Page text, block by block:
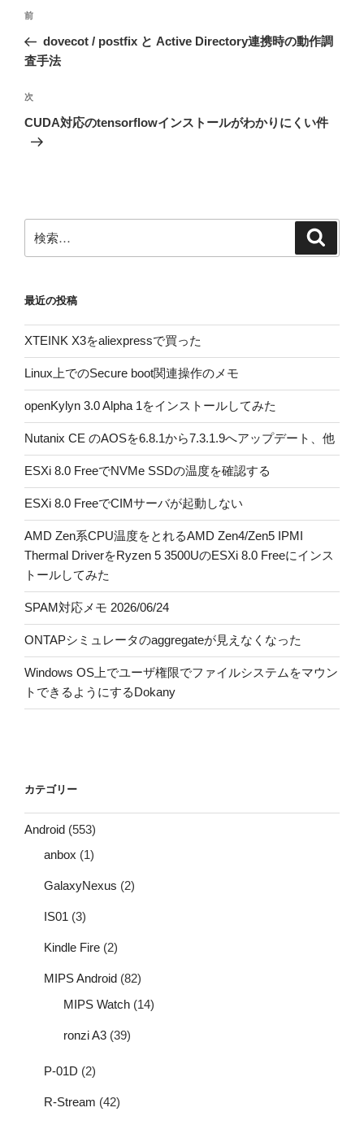
投
ナ
ゲ
ー
シ
前
の
投
前
dovecot / postfix と Active Directory連携時の動作調
査手法
次
の
次
CUDA対応のtensorflowインストールがわかりにくい件
索:
最近の投稿
XTEINK X3をaliexpressで買った
Linux上でのSecure boot関連操作のメモ
openKylyn 3.0 Alpha 1をインストールしてみた
Nutanix CE のAOSを6.8.1から7.3.1.9へアップデート、他
ESXi 8.0 FreeでNVMe SSDの温度を確認する
ESXi 8.0 FreeでCIMサーバが起動しない
AMD Zen系CPU温度をとれるAMD Zen4/Zen5 IPMI
Thermal DriverをRyzen 5 3500UのESXi 8.0 Freeにインス
トールしてみた
SPAM対応メモ 2026/06/24
ONTAPシミュレータのaggregateが見えなくなった
Windows OS上でユーザ権限でファイルシステムをマウン
トできるようにするDokany
カテゴリー
Android (553)
anbox (1)
GalaxyNexus (2)
IS01 (3)
Kindle Fire (2)
MIPS Android (82)
MIPS Watch (14)
ronzi A3 (39)
P-01D (2)
R-Stream (42)